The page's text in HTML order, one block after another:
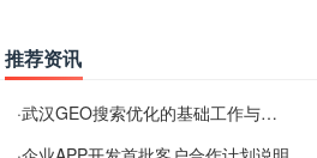
推荐资讯
·武汉GEO搜索优化的基础工作与实施思路